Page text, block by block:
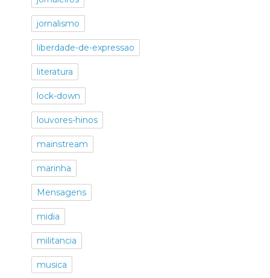
jornalismo
liberdade-de-expressao
literatura
lock-down
louvores-hinos
mainstream
marinha
Mensagens
midia
militancia
musica